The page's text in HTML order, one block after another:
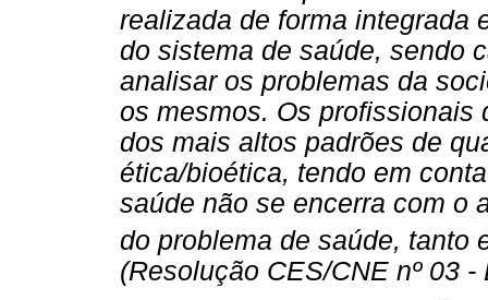
realizada de forma integrada
do sistema de saúde, sendo
analisar os problemas da
os mesmos. Os profissionais
dos mais altos padrões de
ética/bioética, tendo em
saúde não se encerra com o
do problema de saúde, tanto
(Resolução CES/CNE nº 03